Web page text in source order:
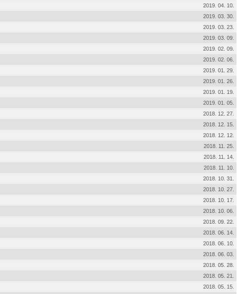
2019. 04. 10.
2019. 03. 30.
2019. 03. 23.
2019. 03. 09.
2019. 02. 09.
2019. 02. 06.
2019. 01. 29.
2019. 01. 26.
2019. 01. 19.
2019. 01. 05.
2018. 12. 27.
2018. 12. 15.
2018. 12. 12.
2018. 11. 25.
2018. 11. 14.
2018. 11. 10.
2018. 10. 31.
2018. 10. 27.
2018. 10. 17.
2018. 10. 06.
2018. 09. 22.
2018. 06. 14.
2018. 06. 10.
2018. 06. 03.
2018. 05. 28.
2018. 05. 21.
2018. 05. 15.